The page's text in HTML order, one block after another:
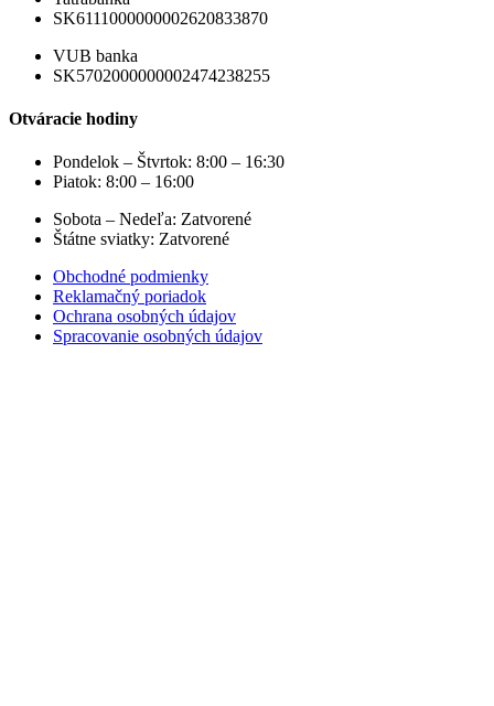
SK6111000000002620833870
VUB banka
SK5702000000002474238255
Otváracie hodiny
Pondelok – Štvrtok: 8:00 – 16:30
Piatok: 8:00 – 16:00
Sobota – Nedeľa: Zatvorené
Štátne sviatky: Zatvorené
Obchodné podmienky
Reklamačný poriadok
Ochrana osobných údajov
Spracovanie osobných údajov